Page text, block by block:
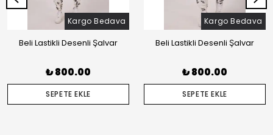
Kargo Bedava
Beli Lastikli Desenli Şalvar
₺ 800.00
SEPETE EKLE
Kargo Bedava
Beli Lastikli Desenli Şalvar
₺ 800.00
SEPETE EKLE